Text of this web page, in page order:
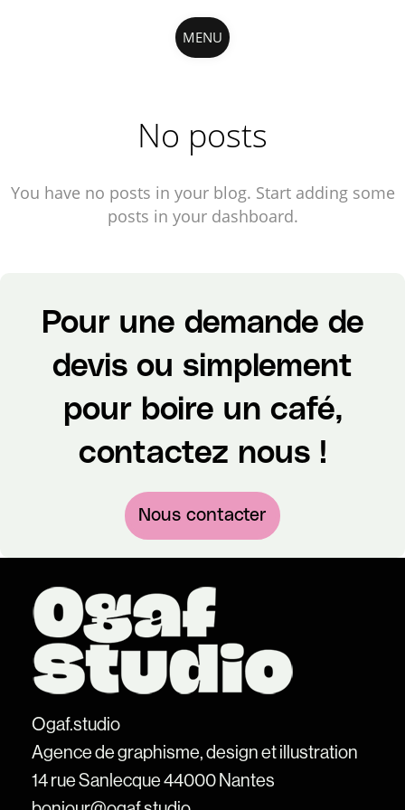
MENU
No posts
You have no posts in your blog. Start adding some
posts in your dashboard.
Pour une demande de
devis ou simplement
pour boire un café,
contactez nous !
Nous contacter
Ogaf.studio
Agence de graphisme, design et illustration
14 rue Sanlecque 44000 Nantes